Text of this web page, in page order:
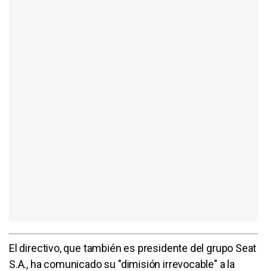
El directivo, que también es presidente del grupo Seat
S.A., ha comunicado su "dimisión irrevocable" a la